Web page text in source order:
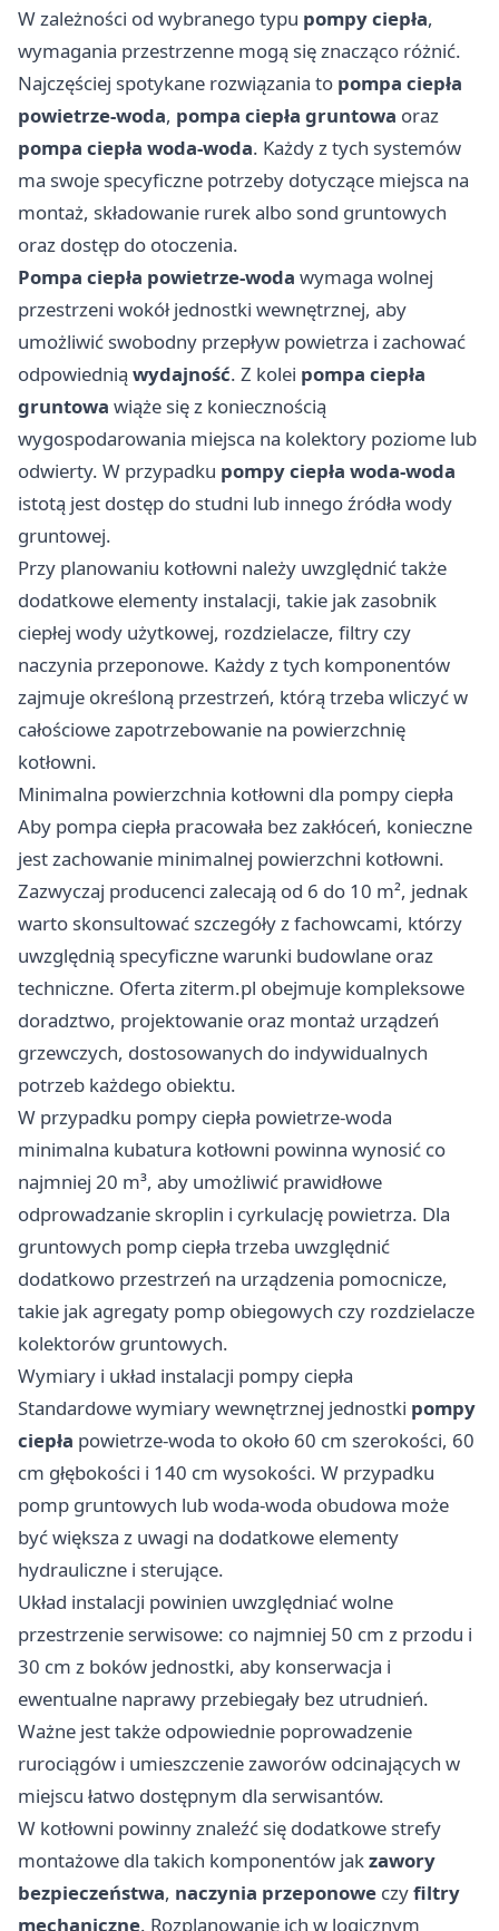
W zależności od wybranego typu pompy ciepła,
wymagania przestrzenne mogą się znacząco różnić.
Najczęściej spotykane rozwiązania to pompa ciepła
powietrze-woda, pompa ciepła gruntowa oraz
pompa ciepła woda-woda. Każdy z tych systemów
ma swoje specyficzne potrzeby dotyczące miejsca na
montaż, składowanie rurek albo sond gruntowych
oraz dostęp do otoczenia.
Pompa ciepła powietrze-woda wymaga wolnej
przestrzeni wokół jednostki wewnętrznej, aby
umożliwić swobodny przepływ powietrza i zachować
odpowiednią wydajność. Z kolei pompa ciepła
gruntowa wiąże się z koniecznością
wygospodarowania miejsca na kolektory poziome lub
odwierty. W przypadku pompy ciepła woda-woda
istotą jest dostęp do studni lub innego źródła wody
gruntowej.
Przy planowaniu kotłowni należy uwzględnić także
dodatkowe elementy instalacji, takie jak zasobnik
ciepłej wody użytkowej, rozdzielacze, filtry czy
naczynia przeponowe. Każdy z tych komponentów
zajmuje określoną przestrzeń, którą trzeba wliczyć w
całościowe zapotrzebowanie na powierzchnię
kotłowni.
Minimalna powierzchnia kotłowni dla pompy ciepła
Aby pompa ciepła pracowała bez zakłóceń, konieczne
jest zachowanie minimalnej powierzchni kotłowni.
Zazwyczaj producenci zalecają od 6 do 10 m², jednak
warto skonsultować szczegóły z fachowcami, którzy
uwzględnią specyficzne warunki budowlane oraz
techniczne. Oferta ziterm.pl obejmuje kompleksowe
doradztwo, projektowanie oraz montaż urządzeń
grzewczych, dostosowanych do indywidualnych
potrzeb każdego obiektu.
W przypadku pompy ciepła powietrze-woda
minimalna kubatura kotłowni powinna wynosić co
najmniej 20 m³, aby umożliwić prawidłowe
odprowadzanie skroplin i cyrkulację powietrza. Dla
gruntowych pomp ciepła trzeba uwzględnić
dodatkowo przestrzeń na urządzenia pomocnicze,
takie jak agregaty pomp obiegowych czy rozdzielacze
kolektorów gruntowych.
Wymiary i układ instalacji pompy ciepła
Standardowe wymiary wewnętrznej jednostki pompy
ciepła powietrze-woda to około 60 cm szerokości, 60
cm głębokości i 140 cm wysokości. W przypadku
pomp gruntowych lub woda-woda obudowa może
być większa z uwagi na dodatkowe elementy
hydrauliczne i sterujące.
Układ instalacji powinien uwzględniać wolne
przestrzenie serwisowe: co najmniej 50 cm z przodu i
30 cm z boków jednostki, aby konserwacja i
ewentualne naprawy przebiegały bez utrudnień.
Ważne jest także odpowiednie poprowadzenie
rurociągów i umieszczenie zaworów odcinających w
miejscu łatwo dostępnym dla serwisantów.
W kotłowni powinny znaleźć się dodatkowe strefy
montażowe dla takich komponentów jakzawory
bezpieczeństwa, naczynia przeponowe czyfiltry
mechaniczne. Rozplanowanie ich w logicznym